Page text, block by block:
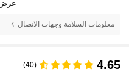
عرض
معلومات السلامة وجهات الاتصال
4.65
(40)